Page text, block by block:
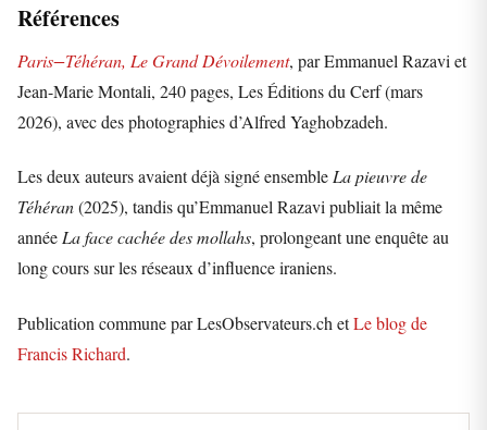
Références
Paris−Téhéran, Le Grand Dévoilement, par Emmanuel Razavi et
Jean-Marie Montali, 240 pages, Les Éditions du Cerf (mars
2026), avec des photographies d’Alfred Yaghobzadeh.
Les deux auteurs avaient déjà signé ensembleLa pieuvre de
Téhéran(2025), tandis qu’Emmanuel Razavi publiait la même
annéeLa face cachée des mollahs, prolongeant une enquête au
long cours sur les réseaux d’influence iraniens.
Publication commune par LesObservateurs.ch etLe blog de
Francis Richard.